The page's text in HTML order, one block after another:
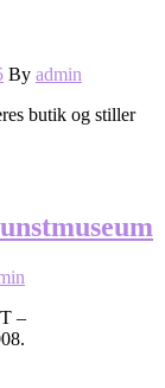
By admin
butik og stiller
–